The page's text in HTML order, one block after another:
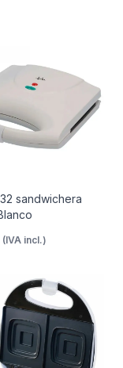
sandwichera
(IVA incl.)